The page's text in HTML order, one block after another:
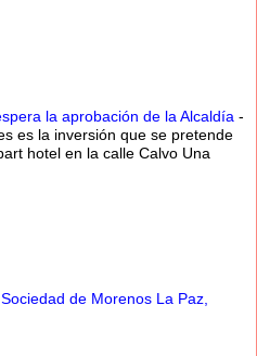
la aprobación de la Alcaldía -
es la inversión que se pretende
hotel en la calle Calvo Una
de Morenos La Paz,